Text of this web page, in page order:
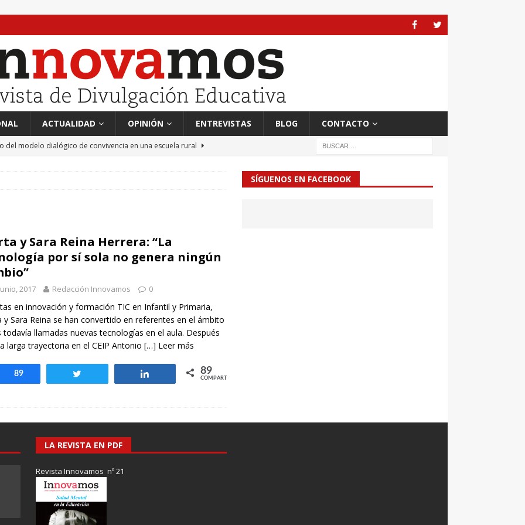
ACTUALIDAD OPINIÓN ENTREVISTAS BLOG CONTACTO
del modelo dialógico de convivencia en una escuela rural
Llanos
MIL PALABRAS
otros mundos es posible: Tertulias entre familiares en la Escuela
Castillo
EVIDENCIAS
y Sara Reina Herrera: “La
por sí sola no genera ningún
2017 Redacción Innovamos 0
en innovación y formación TIC en Infantil y Primaria,
y Sara Reina se han convertido en referentes en el ámbito
todavía llamadas nuevas tecnologías en el aula. Después
larga trayectoria en el CEIP Antonio […] Leer más
Compartir
89 Compartir 89
COMPARTIR
SÍGUENOS EN FACEBOOK
LA REVISTA EN PDF
Revista Innovamos nº 21